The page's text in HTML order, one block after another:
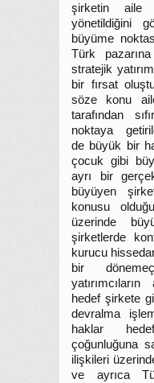
şirketin aile
yönetildiğini
büyüme
Türk
stratejik
bir fırsat
söze konu
tarafından
noktaya
de büyük bir
çocuk gibi
ayrı bir
büyüyen
konusu
üzerinde
şirketlerde
kurucu
bir
hedef şirkete
devralma
haklar
çoğunluğuna
ilişkileri
ve ayrıca